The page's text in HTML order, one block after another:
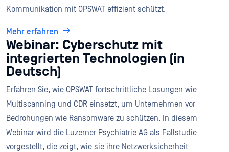
Kommunikation mit OPSWAT effizient schützt.
Mehr erfahren
Webinar: Cyberschutz mit
integrierten Technologien (in
Deutsch)
Erfahren Sie, wie OPSWAT fortschrittliche Lösungen wie
Multiscanning und CDR einsetzt, um Unternehmen vor
Bedrohungen wie Ransomware zu schützen. In diesem
Webinar wird die Luzerner Psychiatrie AG als Fallstudie
vorgestellt, die zeigt, wie sie ihre Netzwerksicherheit